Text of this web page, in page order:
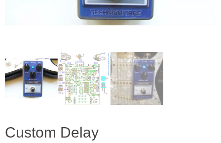
Custom Delay